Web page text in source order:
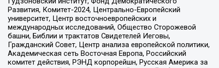
Развития, Комитет-2024, Центрально-Европейский
университет, Центр восточноевропейских и
международных исследований, Общество Сторожевой
башни, Библии и трактатов Свидетелей Иеговы,
Гражданский Совет, Центр анализа европейской политики,
Академическая сеть Восточная Европа, Российский
комитет действия, РЭНД корпорейшн, Русская Америка за